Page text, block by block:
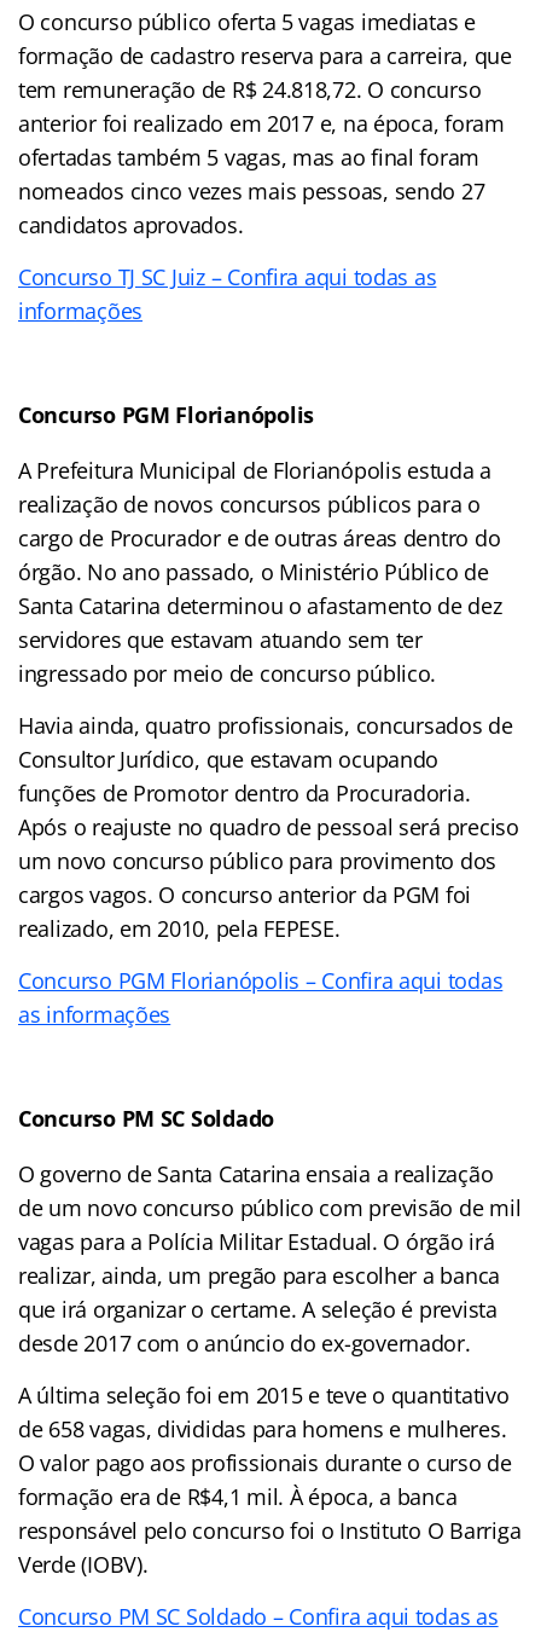
O concurso público oferta 5 vagas imediatas e
formação de cadastro reserva para a carreira, que
tem remuneração de R$ 24.818,72. O concurso
anterior foi realizado em 2017 e, na época, foram
ofertadas também 5 vagas, mas ao final foram
nomeados cinco vezes mais pessoas, sendo 27
candidatos aprovados.
Concurso TJ SC Juiz – Confira aqui todas as
informações
Concurso PGM Florianópolis
A Prefeitura Municipal de Florianópolis estuda a
realização de novos concursos públicos para o
cargo de Procurador e de outras áreas dentro do
órgão. No ano passado, o Ministério Público de
Santa Catarina determinou o afastamento de dez
servidores que estavam atuando sem ter
ingressado por meio de concurso público.
Havia ainda, quatro profissionais, concursados de
Consultor Jurídico, que estavam ocupando
funções de Promotor dentro da Procuradoria.
Após o reajuste no quadro de pessoal será preciso
um novo concurso público para provimento dos
cargos vagos. O concurso anterior da PGM foi
realizado, em 2010, pela FEPESE.
Concurso PGM Florianópolis – Confira aqui todas
as informações
Concurso PM SC Soldado
O governo de Santa Catarina ensaia a realização
de um novo concurso público com previsão de mil
vagas para a Polícia Militar Estadual. O órgão irá
realizar, ainda, um pregão para escolher a banca
que irá organizar o certame. A seleção é prevista
desde 2017 com o anúncio do ex-governador.
A última seleção foi em 2015 e teve o quantitativo
de 658 vagas, divididas para homens e mulheres.
O valor pago aos profissionais durante o curso de
formação era de R$4,1 mil. À época, a banca
responsável pelo concurso foi o Instituto O Barriga
Verde (IOBV).
Concurso PM SC Soldado – Confira aqui todas as